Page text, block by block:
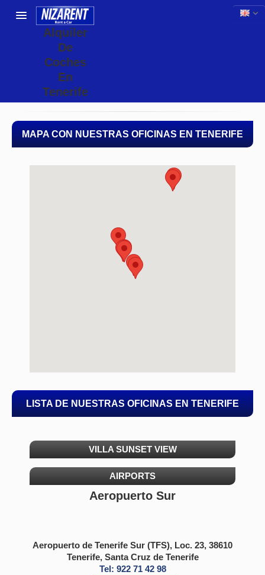
Alquiler
De
Coches
En
Tenerife
MAPA CON NUESTRAS OFICINAS EN TENERIFE
LISTA DE NUESTRAS OFICINAS EN TENERIFE
VILLA SUNSET VIEW
AIRPORTS
Aeropuerto Sur
Aeropuerto de Tenerife Sur (TFS), Loc. 23, 38610
Tenerife, Santa Cruz de Tenerife
Tel: 922 71 42 98